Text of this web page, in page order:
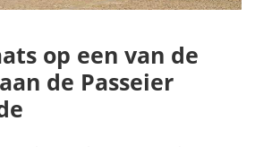
op een van de
de Passeier